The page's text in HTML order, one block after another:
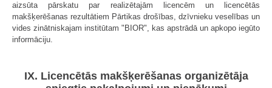
aizsūta pārskatu par realizētajām licencēm un licencētās
makšķerēšanas rezultātiem Pārtikas drošības, dzīvnieku veselības un
vides zinātniskajam institūtam "BIOR", kas apstrādā un apkopo iegūto
informāciju.
IX. Licencētās makšķerēšanas organizētāja